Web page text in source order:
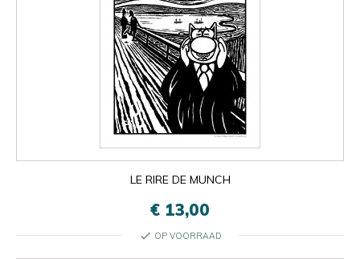
LE RIRE DE MUNCH
€ 13,00
check OP VOORRAAD